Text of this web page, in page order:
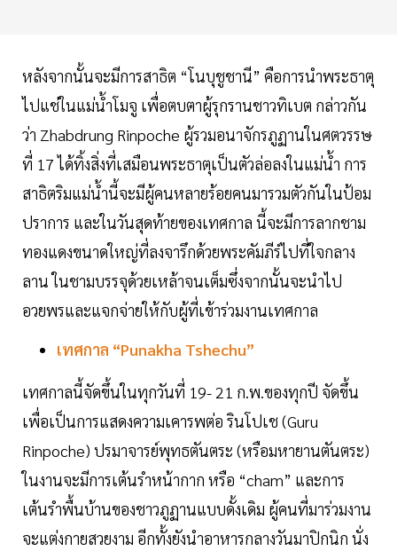
หลังจากนั้นจะมีการสาธิต “โนบุชูชานี” คือการนำพระธาตุ
ไปแช่ในแม่น้ำโมจู เพื่อตบตาผู้รุกรานชาวทิเบต กล่าวกัน
ว่า Zhabdrung Rinpoche ผู้รวมอนาจักรภูฏานในศตวรรษ
ที่ 17 ได้ทิ้งสิ่งที่เสมือนพระธาตุเป็นตัวล่อลงในแม่น้ำ การ
สาธิตริมแม่น้ำนี้จะมีผู้คนหลายร้อยคนมารวมตัวกันในป้อม
ปราการ และในวันสุดท้ายของเทศกาล นี้จะมีการลากชาม
ทองแดงขนาดใหญ่ที่ลงจารึกด้วยพระคัมภีร์ไปที่ใจกลาง
ลาน ในชามบรรจุด้วยเหล้าจนเต็มซึ่งจากนั้นจะนำไป
อวยพรและแจกจ่ายให้กับผู้ที่เข้าร่วมงานเทศกาล
เทศกาล “Punakha Tshechu”
เทศกาลนี้จัดขึ้นในทุกวันที่ 19- 21 ก.พ.ของทุกปี จัดขึ้น
เพื่อเป็นการแสดงความเคารพต่อ รินโปเช (Guru
Rinpoche) ปรมาจารย์พุทธตันตระ (หรือมหายานตันตระ)
ในงานจะมีการเต้นรำหน้ากาก หรือ “cham” และการ
เต้นรำพื้นบ้านของชาวภูฏานแบบดั้งเดิม ผู้คนที่มาร่วมงาน
จะแต่งกายสวยงาม อีกทั้งยังนำอาหารกลางวันมาปิกนิก นั่ง